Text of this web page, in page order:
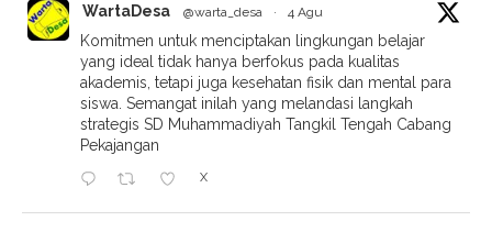
WartaDesa @warta_desa · 4 Agu
Komitmen untuk menciptakan lingkungan belajar
yang ideal tidak hanya berfokus pada kualitas
akademis, tetapi juga kesehatan fisik dan mental para
siswa. Semangat inilah yang melandasi langkah
strategis SD Muhammadiyah Tangkil Tengah Cabang
Pekajangan
X